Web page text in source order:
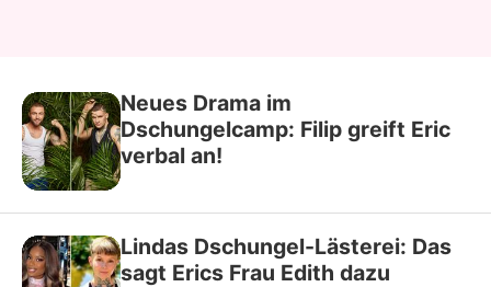
Neues Drama im
Dschungelcamp: Filip greift Eric
verbal an!
Lindas Dschungel-Lästerei: Das
sagt Erics Frau Edith dazu